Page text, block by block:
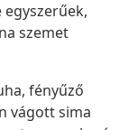
szemet
fényűző
vágott sima